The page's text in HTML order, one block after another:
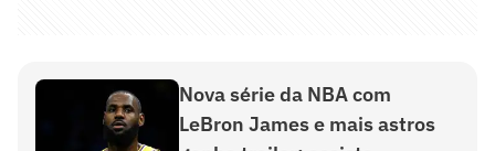
Nova série da NBA com
LeBron James e mais astros